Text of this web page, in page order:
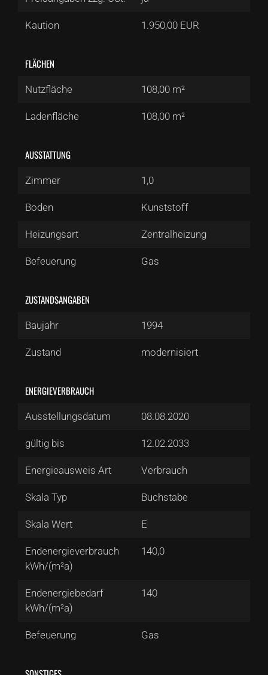
Kaution 1.950,00 EUR
FLÄCHEN
Nutzfläche 108,00 m²
Ladenfläche 108,00 m²
AUSSTATTUNG
Zimmer 1,0
Boden Kunststoff
Heizungsart Zentralheizung
Befeuerung Gas
ZUSTANDSANGABEN
Baujahr 1994
Zustand modernisiert
ENERGIEVERBRAUCH
Ausstellungsdatum 08.08.2020
gültig bis 12.02.2033
Energieausweis Art Verbrauch
Skala Typ Buchstabe
Skala Wert E
Endenergieverbrauch
kWh/(m²a)
140,0
Endenergiebedarf
kWh/(m²a)
140
Befeuerung Gas